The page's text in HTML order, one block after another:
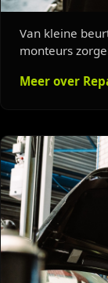
Van kleine
monteurs
Meer over